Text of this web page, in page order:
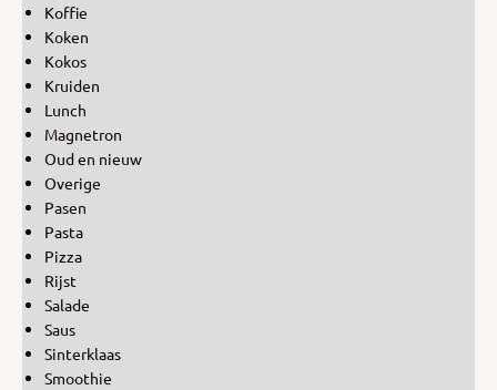
Koffie
Koken
Kokos
Kruiden
Lunch
Magnetron
Oud en nieuw
Overige
Pasen
Pasta
Pizza
Rijst
Salade
Saus
Sinterklaas
Smoothie